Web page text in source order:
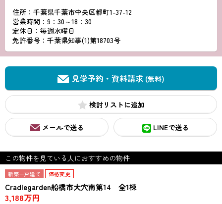
住所：千葉県千葉市中央区都町1-37-12
営業時間：9：30～18：30
定休日：毎週水曜日
免許番号：千葉県知事(1)第18703号
見学予約・資料請求 (無料)
検討リスト
メールで送る LINEで送る
この物件を見ている人におすすめの物件
新築一戸建て 価格変更
Cradlegarden船橋市大穴南第14 全1棟
3,188万円